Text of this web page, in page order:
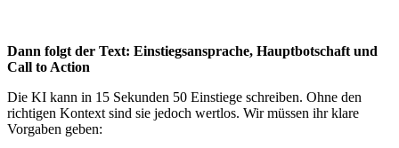
Dann folgt der Text: Einstiegsansprache, Hauptbotschaft und
Call to Action
Die KI kann in 15 Sekunden 50 Einstiege schreiben. Ohne den
richtigen Kontext sind sie jedoch wertlos. Wir müssen ihr klare
Vorgaben geben: